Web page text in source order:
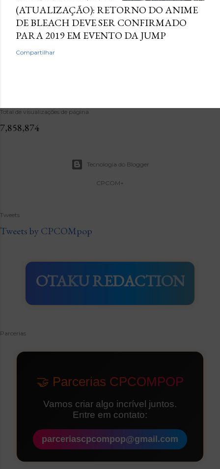
(ATUALIZAÇÃO): RETORNO DO ANIME
DE BLEACH DEVE SER CONFIRMADO
PARA 2019 EM EVENTO DA JUMP
Compartilhar
Total de visualizações de página
7,858,874
Tecnologia do Blogger
CPCOM+
Tweets
Tweets by CPCOMpop
OTAKU REDACTION
Parcerias
🤝 Parcerias CPCOMPOP
Vamos criar algo incrível juntos.
Entre em contato:
parceriascpcompop@gmail.com